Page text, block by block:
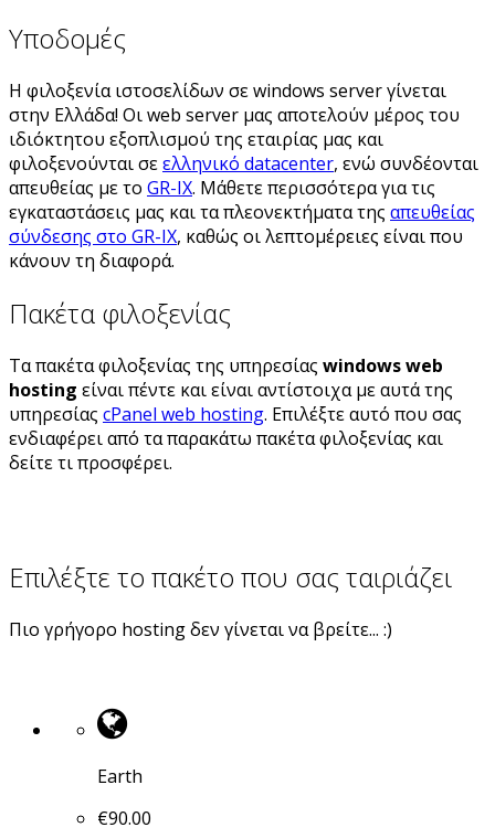
Υποδομές
Η φιλοξενία ιστοσελίδων σε windows server γίνεται
στην Ελλάδα! Οι web server μας αποτελούν μέρος του
ιδιόκτητου εξοπλισμού της εταιρίας μας και
φιλοξενούνται σεελληνικό datacenter, ενώ συνδέονται
απευθείας με το GR-IX. Μάθετε περισσότερα για τις
εγκαταστάσεις μας και τα πλεονεκτήματα της απευθείας
σύνδεσης στο GR-IX, καθώς οι λεπτομέρειες είναι που
κάνουν τη διαφορά.
Πακέτα φιλοξενίας
Τα πακέτα φιλοξενίας της υπηρεσίας windows web
hosting είναι πέντε και είναι αντίστοιχα με αυτά της
υπηρεσίας cPanel web hosting. Επιλέξτε αυτό που σας
ενδιαφέρει από τα παρακάτω πακέτα φιλοξενίας και
δείτε τι προσφέρει.
Επιλέξτε το πακέτο που σας ταιριάζει
Πιο γρήγορο hosting δεν γίνεται να βρείτε... :)
Earth
€90.00